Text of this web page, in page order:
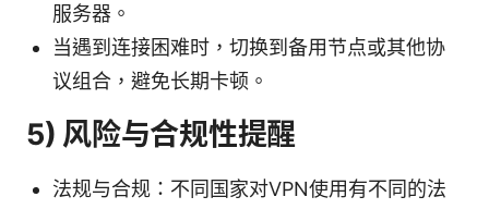
服务器。
当遇到连接困难时，切换到备用节点或其他协
议组合，避免长期卡顿。
5) 风险与合规性提醒
法规与合规：不同国家对VPN使用有不同的法